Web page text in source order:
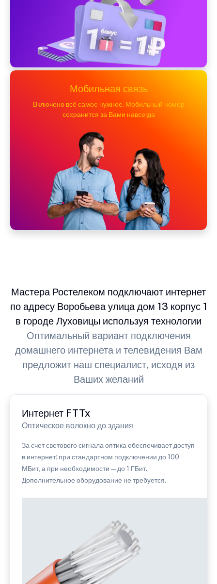
Мобильная связь
Включено всё самое нужное. Мобильный номер
сохранится за Вами навсегда
Мастера Ростелеком подключают интернет
по адресу Воробьева улица дом 13 корпус 1
в городе Луховицы используя технологии
Оптимальный вариант подключения
домашнего интернета и телевидения Вам
предложит наш специалист, исходя из
Ваших желаний
Интернет FTTx
Оптическое волокно до здания
За счет светового сигнала оптика обеспечивает доступ
в интернет: при стандартном подключении до 100
МБит, а при необходимости — до 1 ГБит.
Дополнительное оборудование не требуется.